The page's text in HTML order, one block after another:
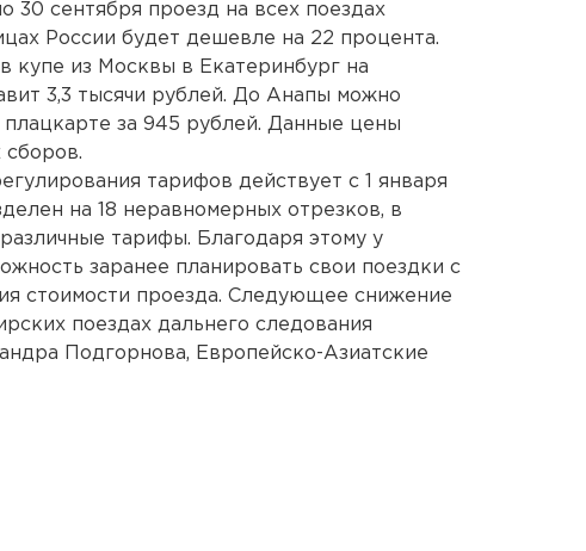
30 сентября проезд на всех поездах
России будет дешевле на 22 процента.
купе из Москвы в Екатеринбург на
3,3 тысячи рублей. До Анапы можно
за 945 рублей. Данные цены
сборов.
тарифов действует с 1 января
на 18 неравномерных отрезков, в
тарифы. Благодаря этому у
заранее планировать свои поездки с
стоимости проезда. Следующее снижение
поездах дальнего следования
Подгорнова, Европейско-Азиатские